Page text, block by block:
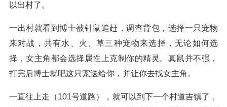
以出村了。
一出村就看到博士被针鼠追赶，调查背包，选择一只宠物
来对战，共有水、火、草三种宠物来选择，无论如何选
择，女主角都会选择属性上克制你的精灵。真鼠并不强，
打完后博士就吧这只宠送给你，并让你去找女主角。
一直往上走（101号道路），就可以到下一个村道吉镇了，